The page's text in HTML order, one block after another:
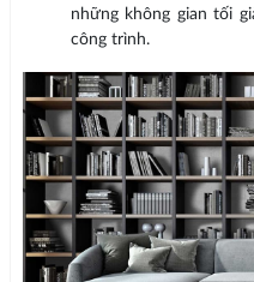
những không gian tối
công trình.